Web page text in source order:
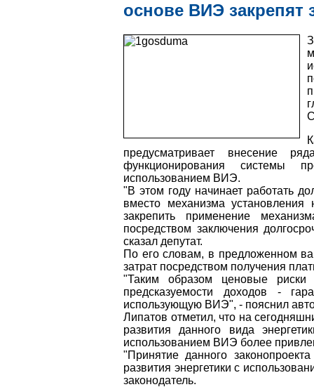
основе ВИЭ закрепят
предусматривает внесение
функционирования системы
использованием ВИЭ.
"В этом году начинает работать
вместо механизма установления
закрепить применение
посредством заключения
сказал депутат.
По его словам, в предложенном
затрат посредством получения
"Таким образом ценовые риски
предсказуемости доходов -
использующую ВИЭ", - пояснил
Липатов отметил, что на
развития данного вида
использованием ВИЭ более
"Принятие данного
развития энергетики с
законодатель.